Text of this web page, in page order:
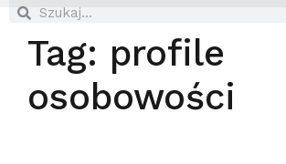
Tag: profile
osobowości